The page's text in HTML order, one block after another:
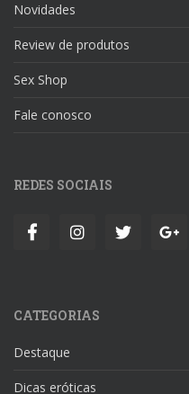
Novidades
Review de produtos
Sex Shop
Fale conosco
REDES SOCIAIS
CATEGORIAS
Destaque
Dicas eróticas